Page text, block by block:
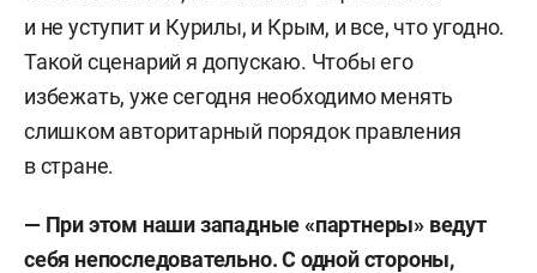
и не уступит и Курилы, и Крым, и все, что угодно.
Такой сценарий я допускаю. Чтобы его
избежать, уже сегодня необходимо менять
слишком авторитарный порядок правления
в стране.
— При этом наши западные «партнеры» ведут
себя непоследовательно. С одной стороны,